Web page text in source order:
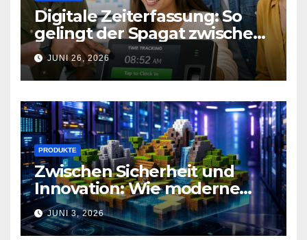
Digitale Zeiterfassung: So
gelingt der Spagat zwischen
Arbeitsalltag und effizienter
Personalplanung
JUNI 26, 2026
PRODUKTE
Zwischen Sicherheit und
Innovation: Wie moderne
Technik Gaming-
Communities neu definiert
JUNI 3, 2026